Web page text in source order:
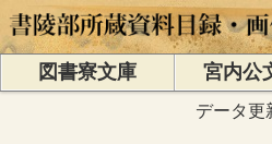
図書寮文庫 宮内公
データ更